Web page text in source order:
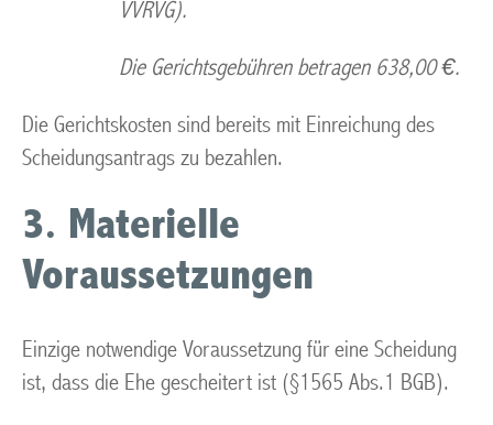
VVRVG).
Die Gerichtsgebühren betragen 638,00 €.
Die Gerichtskosten sind bereits mit Einreichung des
Scheidungsantrags zu bezahlen.
3. Materielle
Voraussetzungen
Einzige notwendige Voraussetzung für eine Scheidung
ist, dass die Ehe gescheitert ist (§1565 Abs.1 BGB).